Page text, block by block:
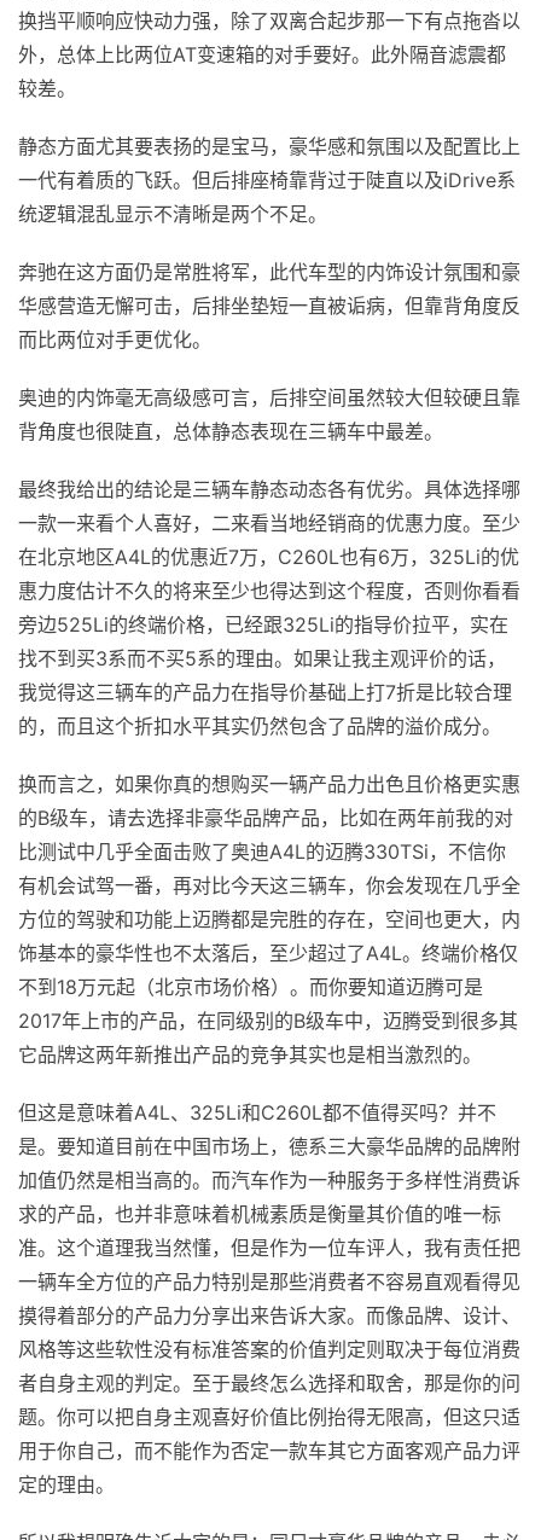
换挡平顺响应快动力强，除了双离合起步那一下有点拖沓以
外，总体上比两位AT变速箱的对手要好。此外隔音滤震都
较差。
静态方面尤其要表扬的是宝马，豪华感和氛围以及配置比上
一代有着质的飞跃。但后排座椅靠背过于陡直以及iDrive系
统逻辑混乱显示不清晰是两个不足。
奔驰在这方面仍是常胜将军，此代车型的内饰设计氛围和豪
华感营造无懈可击，后排坐垫短一直被诟病，但靠背角度反
而比两位对手更优化。
奥迪的内饰毫无高级感可言，后排空间虽然较大但较硬且靠
背角度也很陡直，总体静态表现在三辆车中最差。
最终我给出的结论是三辆车静态动态各有优劣。具体选择哪
一款一来看个人喜好，二来看当地经销商的优惠力度。至少
在北京地区A4L的优惠近7万，C260L也有6万，325Li的优
惠力度估计不久的将来至少也得达到这个程度，否则你看看
旁边525Li的终端价格，已经跟325Li的指导价拉平，实在
找不到买3系而不买5系的理由。如果让我主观评价的话，
我觉得这三辆车的产品力在指导价基础上打7折是比较合理
的，而且这个折扣水平其实仍然包含了品牌的溢价成分。
换而言之，如果你真的想购买一辆产品力出色且价格更实惠
的B级车，请去选择非豪华品牌产品，比如在两年前我的对
比测试中几乎全面击败了奥迪A4L的迈腾330TSi，不信你
有机会试驾一番，再对比今天这三辆车，你会发现在几乎全
方位的驾驶和功能上迈腾都是完胜的存在，空间也更大，内
饰基本的豪华性也不太落后，至少超过了A4L。终端价格仅
不到18万元起（北京市场价格）。而你要知道迈腾可是
2017年上市的产品，在同级别的B级车中，迈腾受到很多其
它品牌这两年新推出产品的竞争其实也是相当激烈的。
但这是意味着A4L、325Li和C260L都不值得买吗？并不
是。要知道目前在中国市场上，德系三大豪华品牌的品牌附
加值仍然是相当高的。而汽车作为一种服务于多样性消费诉
求的产品，也并非意味着机械素质是衡量其价值的唯一标
准。这个道理我当然懂，但是作为一位车评人，我有责任把
一辆车全方位的产品力特别是那些消费者不容易直观看得见
摸得着部分的产品力分享出来告诉大家。而像品牌、设计、
风格等这些软性没有标准答案的价值判定则取决于每位消费
者自身主观的判定。至于最终怎么选择和取舍，那是你的问
题。你可以把自身主观喜好价值比例抬得无限高，但这只适
用于你自己，而不能作为否定一款车其它方面客观产品力评
定的理由。